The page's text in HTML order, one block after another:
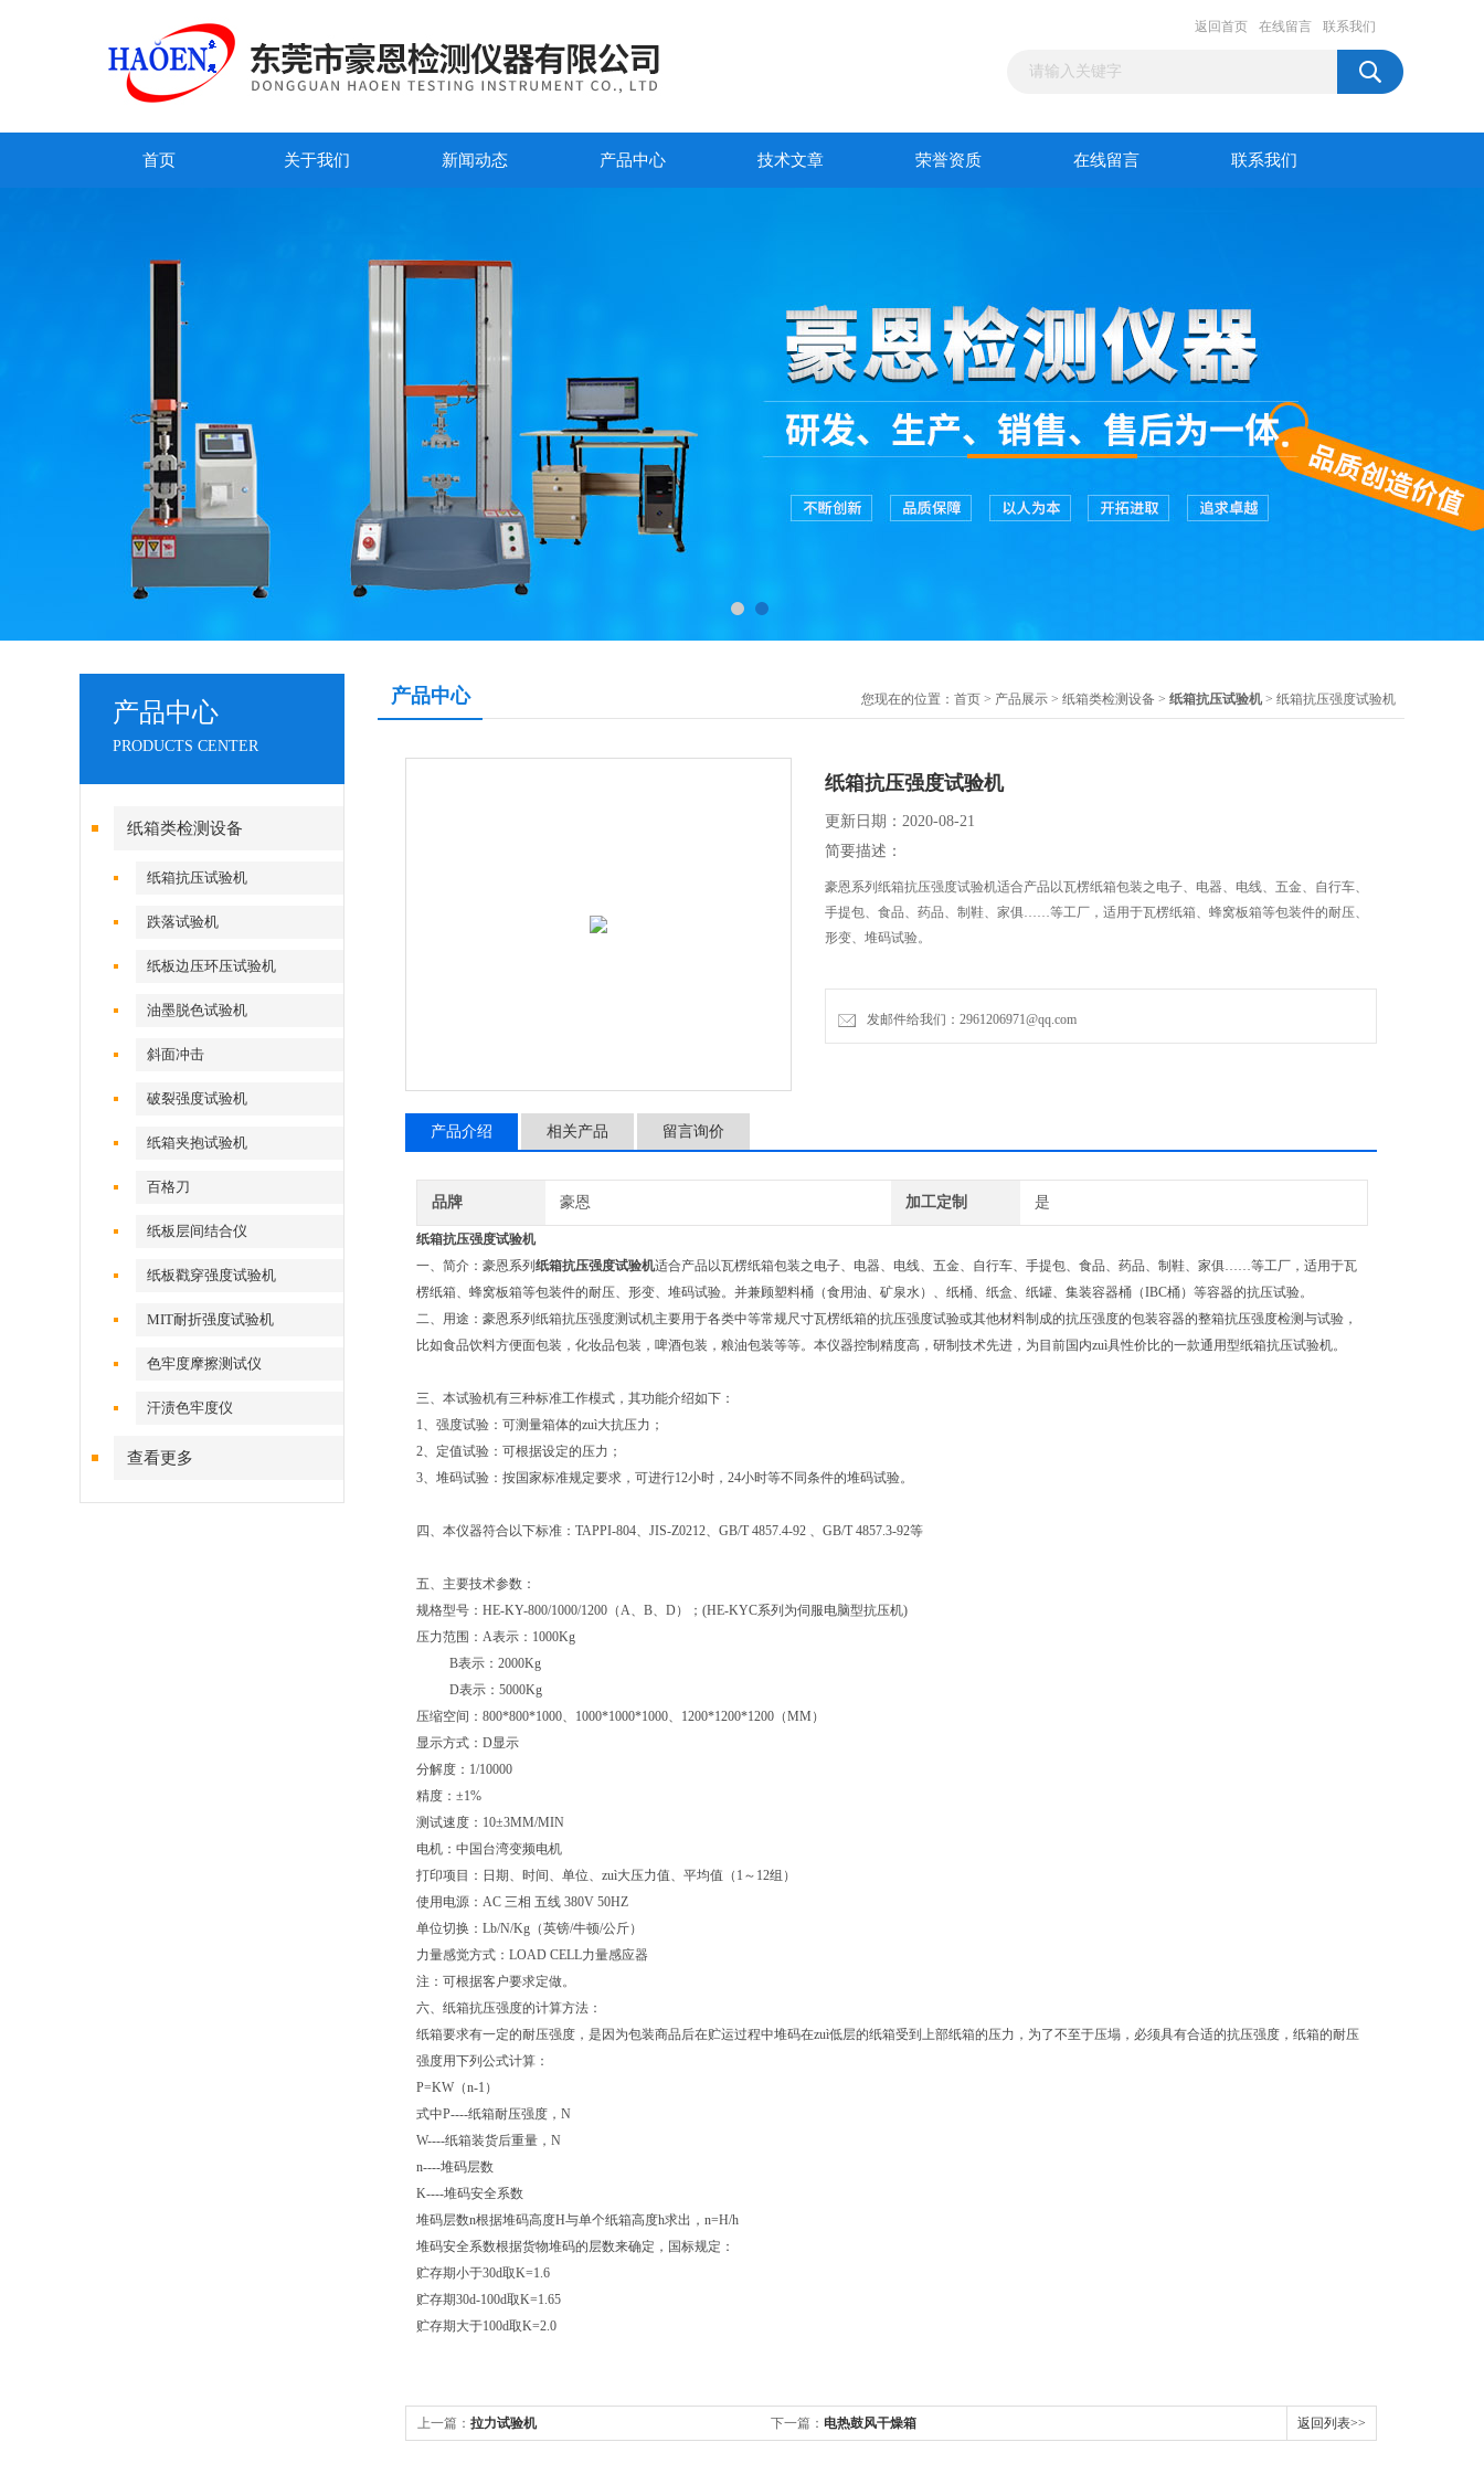
返回首页 在线留言 联系我们
首页 关于我们 新闻动态 产品中心 技术文章 荣誉资质 在线留言 联系我们
产品中心
PRODUCTS CENTER
纸箱类检测设备
纸箱抗压试验机
跌落试验机
纸板边压环压试验机
油墨脱色试验机
斜面冲击
破裂强度试验机
纸箱夹抱试验机
百格刀
纸板层间结合仪
纸板戳穿强度试验机
MIT耐折强度试验机
色牢度摩擦测试仪
汗渍色牢度仪
查看更多
产品中心 您现在的位置： 首页 > 产品展示 > 纸箱类检测设备 > 纸箱抗压试验机 > 纸箱抗压强度试验机
纸箱抗压强度试验机
更新日期：2020-08-21
简要描述：
豪恩系列纸箱抗压强度试验机适合产品以瓦楞纸箱包装之电子、电器、电线、五金、自行车、
手提包、食品、药品、制鞋、家俱……等工厂，适用于瓦楞纸箱、蜂窝板箱等包装件的耐压、
形变、堆码试验。
发邮件给我们：2961206971@qq.com
产品介绍 相关产品 留言询价
品牌 豪恩 加工定制 是
纸箱抗压强度试验机
一、简介：豪恩系列 纸箱抗压强度试验机适合产品以瓦楞纸箱包装之电子、电器、电线、五金、自行车、手提包、食品、药品、制鞋、家俱……等工厂，适用于瓦
楞纸箱、蜂窝板箱等包装件的耐压、形变、堆码试验。并兼顾塑料桶（食用油、矿泉水）、纸桶、纸盒、纸罐、集装容器桶（IBC桶）等容器的抗压试验。
二、用途：豪恩系列纸箱抗压强度测试机主要用于各类中等常规尺寸瓦楞纸箱的抗压强度试验或其他材料制成的抗压强度的包装容器的整箱抗压强度检测与试验，
比如食品饮料方便面包装，化妆品包装，啤酒包装，粮油包装等等。本仪器控制精度高，研制技术先进，为目前国内zuì具性价比的一款通用型纸箱抗压试验机。
三、本试验机有三种标准工作模式，其功能介绍如下：
1、强度试验：可测量箱体的zuì大抗压力；
2、定值试验：可根据设定的压力；
3、堆码试验：按国家标准规定要求，可进行12小时，24小时等不同条件的堆码试验。
四、本仪器符合以下标准：TAPPI-804、JIS-Z0212、GB/T 4857.4-92 、GB/T 4857.3-92等
五、主要技术参数：
规格型号：HE-KY-800/1000/1200（A、B、D）；(HE-KYC系列为伺服电脑型抗压机)
压力范围：A表示：1000Kg
B表示：2000Kg
D表示：5000Kg
压缩空间：800*800*1000、1000*1000*1000、1200*1200*1200（MM）
显示方式：D显示
分解度：1/10000
精度：±1%
测试速度：10±3MM/MIN
电机：中国台湾变频电机
打印项目：日期、时间、单位、zuì大压力值、平均值（1～12组）
使用电源：AC 三相 五线 380V 50HZ
单位切换：Lb/N/Kg（英镑/牛顿/公斤）
力量感觉方式：LOAD CELL力量感应器
注：可根据客户要求定做。
六、纸箱抗压强度的计算方法：
纸箱要求有一定的耐压强度，是因为包装商品后在贮运过程中堆码在zuì低层的纸箱受到上部纸箱的压力，为了不至于压塌，必须具有合适的抗压强度，纸箱的耐压
强度用下列公式计算：
P=KW （n-1）
式中P----纸箱耐压强度，N
W----纸箱装货后重量，N
n----堆码层数
K----堆码安全系数
堆码层数n根据堆码高度H与单个纸箱高度h求出，n=H/h
堆码安全系数根据货物堆码的层数来确定，国标规定：
贮存期小于30d取K=1.6
贮存期30d-100d取K=1.65
贮存期大于100d取K=2.0
上一篇： 拉力试验机 下一篇： 电热鼓风干燥箱 返回列表>>